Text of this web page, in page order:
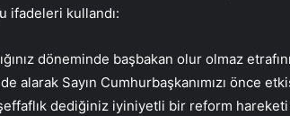
ifadeleri kullandı:
döneminde başbakan olur olmaz
alarak Sayın Cumhurbaşkanımızı önce
dediğiniz iyiniyetli bir reform